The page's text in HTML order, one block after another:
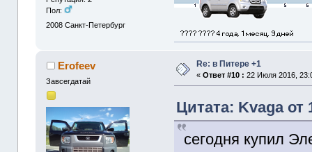
Пол:
2008 Санкт-Петербург
Erofeev
Завсегдатай
Re: в Питере +1
«Ответ #10 : 22 Июля 2016,
Цитата: Kvaga от
сегодня купил